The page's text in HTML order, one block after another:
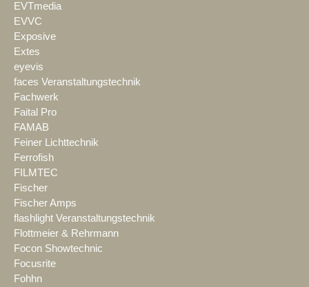
EVTmedia
EVVC
Exposive
Extes
eyevis
faces Veranstaltungstechnik
Fachwerk
Faital Pro
FAMAB
Feiner Lichttechnik
Ferrofish
FILMTEC
Fischer
Fischer Amps
flashlight Veranstaltungstechnik
Flottmeier & Rehrmann
Focon Showtechnic
Focusrite
Fohhn